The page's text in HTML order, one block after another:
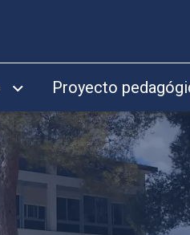
Proyecto